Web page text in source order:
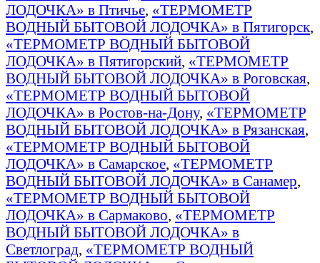
ЛОДОЧКА» в Птичье, «ТЕРМОМЕТР
ВОДНЫЙ БЫТОВОЙ ЛОДОЧКА» в Пятигорск,
«ТЕРМОМЕТР ВОДНЫЙ БЫТОВОЙ
ЛОДОЧКА» в Пятигорский, «ТЕРМОМЕТР
ВОДНЫЙ БЫТОВОЙ ЛОДОЧКА» в Роговская,
«ТЕРМОМЕТР ВОДНЫЙ БЫТОВОЙ
ЛОДОЧКА» в Ростов-на-Дону, «ТЕРМОМЕТР
ВОДНЫЙ БЫТОВОЙ ЛОДОЧКА» в Рязанская,
«ТЕРМОМЕТР ВОДНЫЙ БЫТОВОЙ
ЛОДОЧКА» в Самарское, «ТЕРМОМЕТР
ВОДНЫЙ БЫТОВОЙ ЛОДОЧКА» в Санамер,
«ТЕРМОМЕТР ВОДНЫЙ БЫТОВОЙ
ЛОДОЧКА» в Сармаково, «ТЕРМОМЕТР
ВОДНЫЙ БЫТОВОЙ ЛОДОЧКА» в
Светлоград, «ТЕРМОМЕТР ВОДНЫЙ